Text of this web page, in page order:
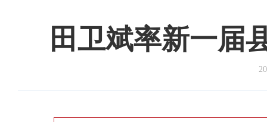
田卫斌率新一届